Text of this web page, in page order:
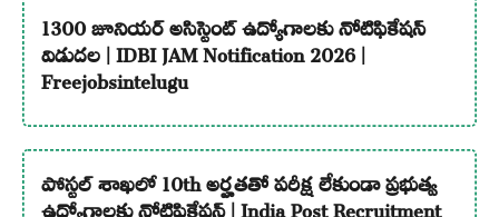
1300 జూనియర్ అసిస్టెంట్ ఉద్యోగాలకు నోటిఫికేషన్
విడుదల | IDBI JAM Notification 2026 |
Freejobsintelugu
పోస్టల్ శాఖలో 10th అర్హతతో పరీక్ష లేకుండా ప్రభుత్వ
ఉద్యోగాలకు నోటిఫికేషన్ | India Post Recruitment